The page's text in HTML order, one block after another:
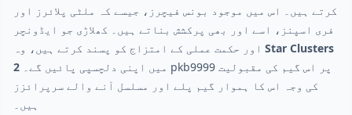
کرتے ہیں۔ اس میں موجود بونس فیچرز، جیسے کہ ملٹی پلائرز اور
فری اسپنز، اسے اور بھی پرکشش بناتے ہیں۔ کھلاڑی جو ایڈونچر
Star Clusters
2
کی وجہ اس کا ہموار گیم پلے اور مسلسل آنے والے سرپرائزز
ہیں۔